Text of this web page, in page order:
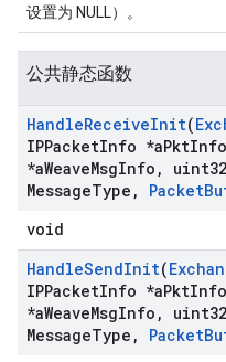
设置为 NULL）。
公共静态函数
HandleReceiveInit(
IPPacketInfo *aPktInfo
*aWeaveMsgInfo , uint32
MessageType , Packet
void
HandleSendInit(
IPPacketInfo *aPktInfo
*aWeaveMsgInfo , uint32
MessageType , Packet